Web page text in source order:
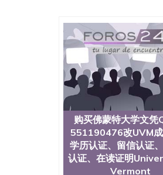
历、新西兰学历认证
University）圣何塞州
University）圣何塞州
University）圣何塞州
State University）圣
University）圣何塞州
圣何塞州立大学文凭
圣何塞州立大学文凭
塞州立大学学历（
大学学历（San Jose
（San Jose State
State University）圣
State University）圣
University）圣何塞州
购买佛蒙特大学文凭
551190476改UVM成
学历认证、留信认证
认证、在读证明
Vermont